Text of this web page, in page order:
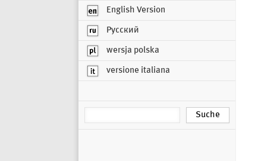
English Version
Русский
wersja polska
versione italiana